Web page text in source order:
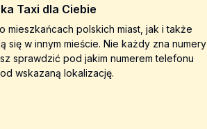
Taxi dla Ciebie
mieszkańcach polskich miast, jak i także
w innym mieście. Nie każdy zna numery
sprawdzić pod jakim numerem telefonu
wskazaną lokalizację.